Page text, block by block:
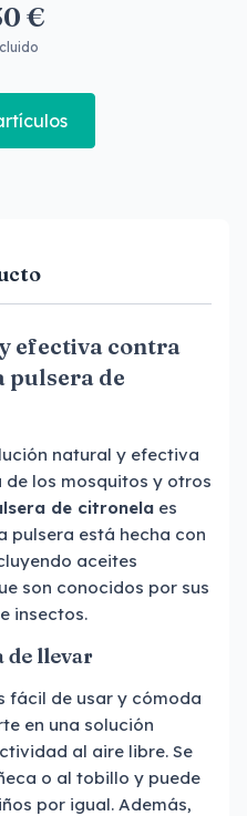
€
efectiva contra
pulsera de
natural y efectiva
los mosquitos y otros
de citronela es
pulsera está hecha con
aceites
son conocidos por sus
insectos.
de llevar
fácil de usar y cómoda
en una solución
al aire libre. Se
o al tobillo y puede
por igual. Además,